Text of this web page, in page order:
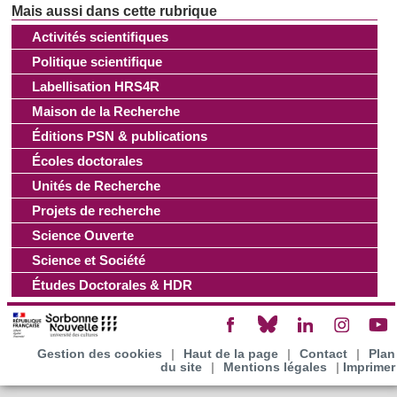
Les cookies nous permettent de personnaliser le contenu
et les annonces, d'offrir des fonctionnalités relatives aux
médias sociaux et d'analyser notre trafic. Nous
partageons également des informations sur l'utilisation de
notre site avec nos partenaires de médias sociaux, de
publicité et d'analyse, qui peuvent combiner celles-ci avec
d'autres informations que vous leur avez fournies ou qu'ils
ont collectées lors de votre utilisation de leurs services.
Activités scientifiques
Politique scientifique
Labellisation HRS4R
Maison de la Recherche
Éditions PSN & publications
Écoles doctorales
Unités de Recherche
Projets de recherche
Science Ouverte
Science et Société
Études Doctorales & HDR
Gestion des cookies Haut de la page Contact
Plan
du site
Mentions légales Imprimer